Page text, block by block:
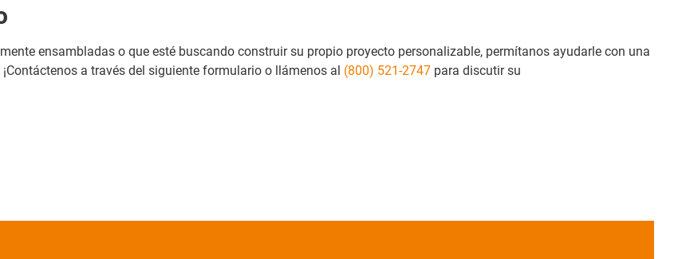
ensambladas o que esté buscando construir su propio proyecto personalizable, permítanos ayudarle con una
a través del siguiente formulario o llámenos al (800) 521-2747 para discutir su